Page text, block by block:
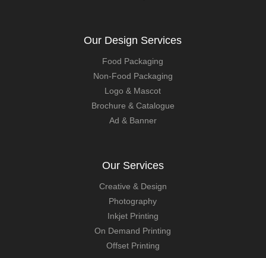
Our Design Services
Food Packaging
Non-Food Packaging
Logo & Mascot
Brochure & Catalogue
Ad & Banner
Our Services
Creative & Design
Photography
Inkjet Printing
On Demand Printing
Offset Printing